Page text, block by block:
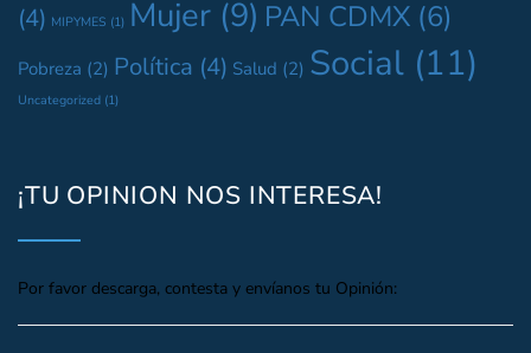
(4) MIPYMES (1) Mujer (9) PAN CDMX (6)
Pobreza (2) Política (4) Salud (2) Social (11)
Uncategorized (1)
¡TU OPINION NOS INTERESA!
Por favor descarga, contesta y envíanos tu Opinión: